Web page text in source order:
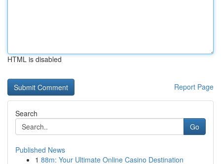
HTML is disabled
Report Page
Search
Go
Published News
1 88m: Your Ultimate Online Casino Destination